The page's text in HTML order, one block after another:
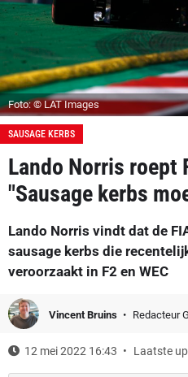
Foto: © LAT Images
SAUSAGE KERBS
Lando Norris roept
"Sausage kerbs
Lando Norris vindt dat de
sausage kerbs die
veroorzaakt in F2 en WEC
Vincent Bruins Redacteur
12 mei 2022 16:43 Laatste